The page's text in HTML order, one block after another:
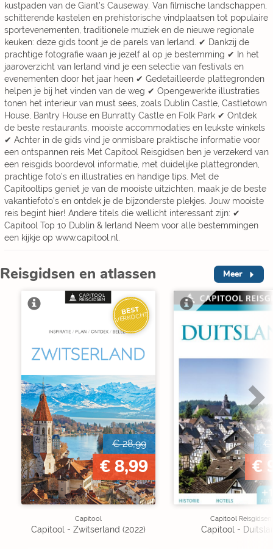
kustpaden van de Giant’s Causeway. Van filmische landschappen,
schitterende kastelen en prehistorische vindplaatsen tot populaire
sportevenementen, traditionele muziek en de nieuwe regionale
keuken: deze gids toont je de parels van Ierland. ✔ Dankzij de
prachtige fotografie waan je jezelf al op je bestemming ✔ In het
jaaroverzicht van Ierland vind je een selectie van festivals en
evenementen door het jaar heen ✔ Gedetailleerde plattegronden
helpen je bij het vinden van de weg ✔ Opengewerkte illustraties
tonen het interieur van must sees, zoals Dublin Castle, Castletown
House, Bantry House en Bunratty Castle en Folk Park ✔ Ontdek
de beste restaurants, mooiste accommodaties en leukste winkels
✔ Achter in de gids vind je onmisbare praktische informatie voor
een ontspannen reis Met Capitool Reisgidsen ben je verzekerd van
een reisgids boordevol informatie, met duidelijke plattegronden,
prachtige foto’s en illustraties en handige tips. Met de
Capitooltips geniet je van de mooiste uitzichten, maak je de beste
vakantiefoto’s en ontdek je de bijzonderste plekjes. Jouw mooiste
reis begint hier! Andere titels die wellicht interessant zijn: ✔
Capitool Top 10 Dublin & Ierland Neem voor alle bestemmingen
een kijkje op www.capitool.nl.
Reisgidsen en atlassen Meer
BEST
VERKOCHT
€ 28,99
€ 8,99
Capitool
Capitool - Zwitserland (2022)
€
€
Capitool Reisgidsen
Capitool -